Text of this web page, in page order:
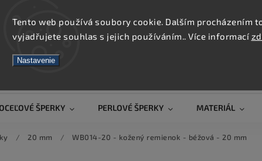
Tento web používá soubory cookie. Dalším procházením
vyjadřujete souhlas s jejich používáním.. Více informací
Nastavenie
NAD 5 000 KČ
ŠPERKY PERLOVÉ ŠPERKY MATERIÁL
/ 20 mm / WB014-20 - kožený remienok - béžová - 20 mm